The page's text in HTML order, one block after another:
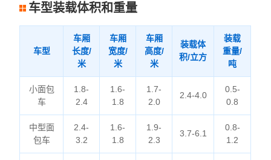
车型装载体积和重量
车型
车厢
长度/
米
车厢
宽度/
米
车厢
高度/
米
装载体
积/立方
装载
重量/
吨
小面包
车
1.8-
2.4
1.6-
1.8
1.7-
2.0
2.4-4.0
0.5-
0.8
中型面
包车
2.4-
3.2
1.6-
1.8
1.9-
2.3
3.7-6.1
0.8-
1.2